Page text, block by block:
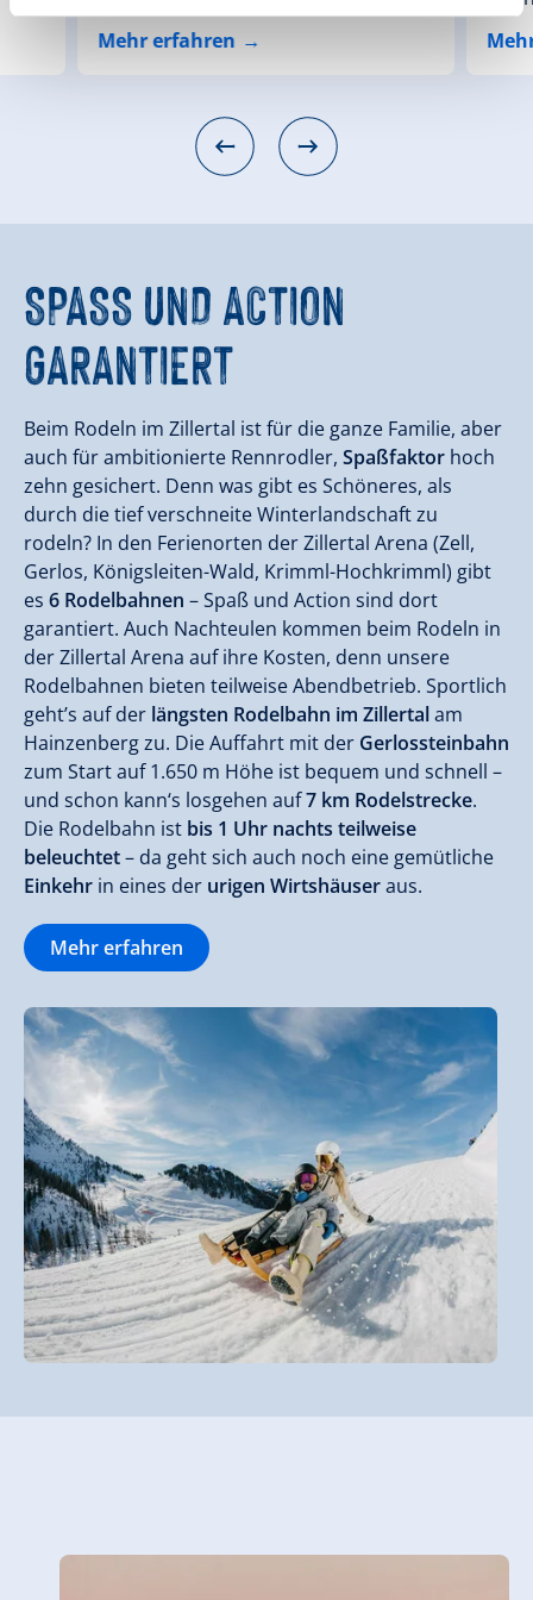
Mehr erfahren
SPASS UND ACTION
GARANTIERT
Beim Rodeln im Zillertal ist für die ganze Familie, aber
auch für ambitionierte Rennrodler, Spaßfaktor hoch
zehn gesichert. Denn was gibt es Schöneres, als
durch die tief verschneite Winterlandschaft zu
rodeln? In den Ferienorten der Zillertal Arena (Zell,
Gerlos, Königsleiten-Wald, Krimml-Hochkrimml) gibt
es 6 Rodelbahnen – Spaß und Action sind dort
garantiert. Auch Nachteulen kommen beim Rodeln in
der Zillertal Arena auf ihre Kosten, denn unsere
Rodelbahnen bieten teilweise Abendbetrieb. Sportlich
geht’s auf der längsten Rodelbahn im Zillertalam
Hainzenberg zu. Die Auffahrt mit der Gerlossteinbahn
zum Start auf 1.650 m Höhe ist bequem und schnell –
und schon kann‘s losgehen auf7 km Rodelstrecke.
Die Rodelbahn ist bis 1 Uhr nachts teilweise
beleuchtet– da geht sich auch noch eine gemütliche
Einkehr in eines der urigen Wirtshäuseraus.
Mehr erfahren